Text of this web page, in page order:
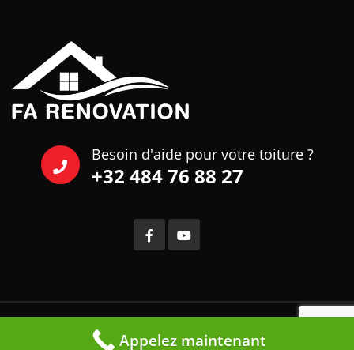
Besoin d'aide pour votre toiture ?
+32 484 76 88 27
© Copyright Fa-Renovation.
Appelez maintenant